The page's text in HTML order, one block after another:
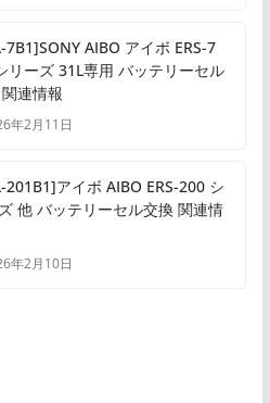
7B1]SONY AIBO アイボ ERS-7
リーズ 31L専用 バッテリーセル
連情報
年2月11日
201B1]アイボ AIBO ERS-200 シ
他 バッテリーセル交換 関連情
年2月10日